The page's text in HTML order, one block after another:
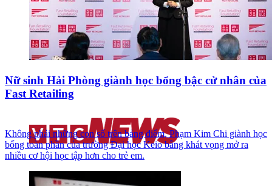
Nữ sinh Hải Phòng giành học bổng bậc cử nhân của
Fast Retailing
Không phải những con số trên bảng điểm, Phạm Kim Chi giành học
bổng toàn phần của trường Đại học Keio bằng khát vọng mở ra
nhiều cơ hội học tập hơn cho trẻ em.